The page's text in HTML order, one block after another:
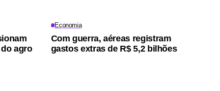
agro
Economia
Com guerra, aéreas registram
gastos extras de R$ 5,2 bilhões